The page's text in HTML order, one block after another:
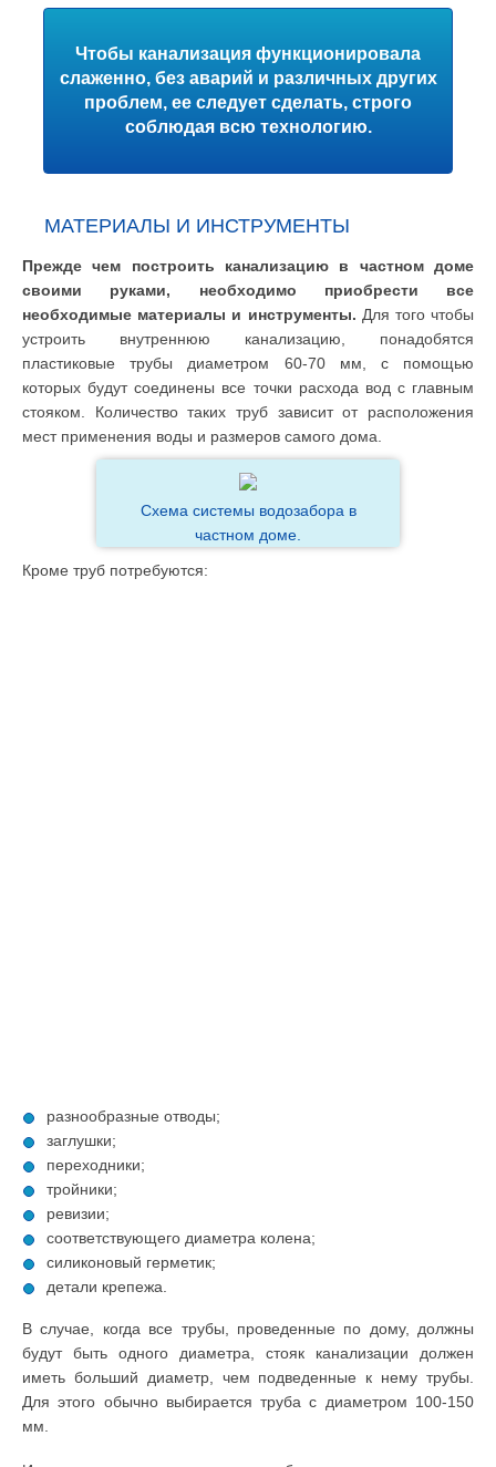
Чтобы канализация функционировала
слаженно, без аварий и различных других
проблем, ее следует сделать, строго
соблюдая всю технологию.
МАТЕРИАЛЫ И ИНСТРУМЕНТЫ
Прежде чем построить канализацию в частном доме
своими руками, необходимо приобрести все
необходимые материалы и инструменты. Для того чтобы
устроить внутреннюю канализацию, понадобятся
пластиковые трубы диаметром 60-70 мм, с помощью
которых будут соединены все точки расхода вод с главным
стояком. Количество таких труб зависит от расположения
мест применения воды и размеров самого дома.
Схема системы водозабора в
частном доме.
Кроме труб потребуются:
разнообразные отводы;
заглушки;
переходники;
тройники;
ревизии;
соответствующего диаметра колена;
силиконовый герметик;
детали крепежа.
В случае, когда все трубы, проведенные по дому, должны
будут быть одного диаметра, стояк канализации должен
иметь больший диаметр, чем подведенные к нему трубы.
Для этого обычно выбирается труба с диаметром 100-150
мм.